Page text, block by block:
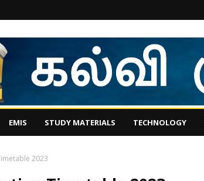
EMIS STUDY MATERIALS TECHNOLOGY
2023